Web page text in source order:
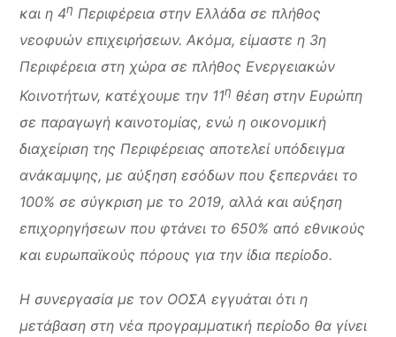
και η 4η Περιφέρεια στην Ελλάδα σε πλήθος
νεοφυών επιχειρήσεων. Ακόμα, είμαστε η 3η
Περιφέρεια στη χώρα σε πλήθος Ενεργειακών
Κοινοτήτων, κατέχουμε την 11η θέση στην Ευρώπη
σε παραγωγή καινοτομίας, ενώ η οικονομική
διαχείριση της Περιφέρειας αποτελεί υπόδειγμα
ανάκαμψης, με αύξηση εσόδων που ξεπερνάει το
100% σε σύγκριση με το 2019, αλλά και αύξηση
επιχορηγήσεων που φτάνει το 650% από εθνικούς
και ευρωπαϊκούς πόρους για την ίδια περίοδο.
Η συνεργασία με τον ΟΟΣΑ εγγυάται ότι η
μετάβαση στη νέα προγραμματική περίοδο θα γίνει